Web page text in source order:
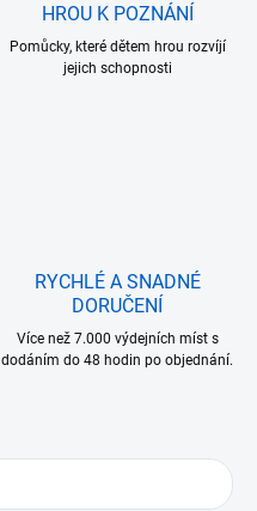
HROU K POZNÁNÍ
Pomůcky, které dětem hrou rozvíjí
jejich schopnosti
RYCHLÉ A SNADNÉ
DORUČENÍ
Více než 7.000 výdejních míst s
dodáním do 48 hodin po objednání.